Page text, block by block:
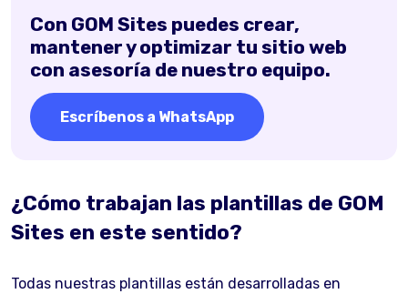
Con GOM Sites puedes crear,
mantener y optimizar tu sitio web
con asesoría de nuestro equipo.
Escríbenos a WhatsApp
¿Cómo trabajan las plantillas de GOM
Sites en este sentido?
Todas nuestras plantillas están desarrolladas en